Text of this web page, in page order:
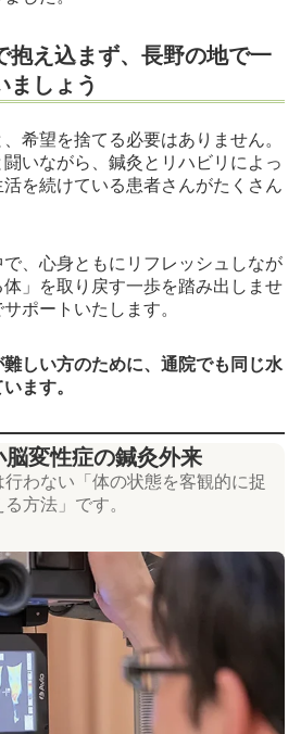
抱え込まず、長野の地で一
ましょう
希望を捨てる必要はありません。
いながら、鍼灸とリハビリによっ
を続けている患者さんがたくさん
、心身ともにリフレッシュしなが
」を取り戻す一歩を踏み出しませ
ポートいたします。
しい方のために、通院でも同じ水
ます。
脳変性症の鍼灸外来
わない「体の状態を客観的に捉
る方法」です。